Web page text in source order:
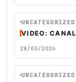
VIDEO
UNCATEGORIZED
VIDEO:
28/03/2026
UNCATEGORIZED